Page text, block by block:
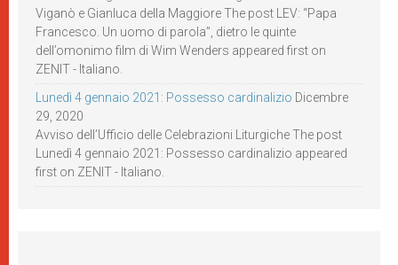
Viganò e Gianluca della Maggiore The post LEV: “Papa
Francesco. Un uomo di parola”, dietro le quinte
dell’omonimo film di Wim Wenders appeared first on
ZENIT - Italiano.
Lunedì 4 gennaio 2021: Possesso cardinalizio Dicembre
29, 2020
Avviso dell’Ufficio delle Celebrazioni Liturgiche The post
Lunedì 4 gennaio 2021: Possesso cardinalizio appeared
first on ZENIT - Italiano.